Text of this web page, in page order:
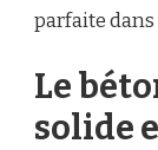
parfaite dans
Le
solide